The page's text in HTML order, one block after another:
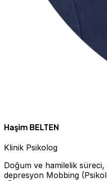
Haşim BELTEN
Klinik Psikolog
Doğum ve hamilelik
depresyon Mobbing